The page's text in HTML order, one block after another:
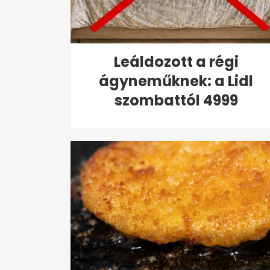
Leáldozott a régi
ágyneműknek: a Lidl
szombattól 4999